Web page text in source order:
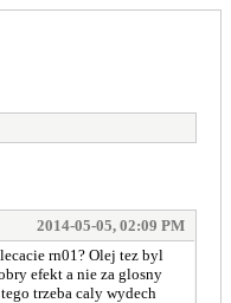
2014-05-05, 02:09 PM
rn01? Olej tez byl
efekt a nie za glosny
trzeba caly wydech